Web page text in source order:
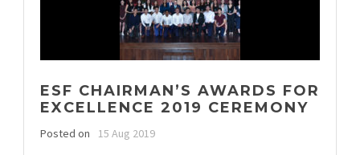
ESF CHAIRMAN’S AWARDS FOR
EXCELLENCE 2019 CEREMONY
Posted on 15 Aug 2019